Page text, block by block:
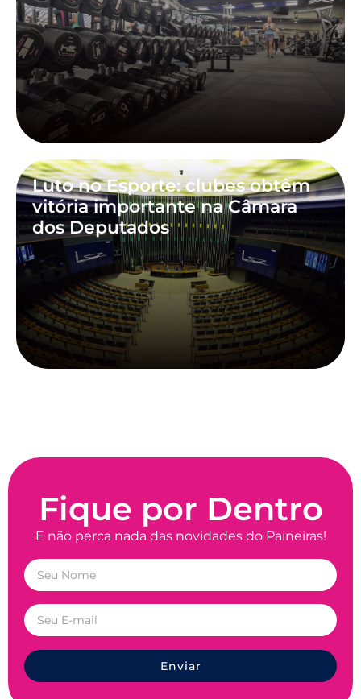
Luto no Esporte: clubes obtêm
vitória importante na Câmara
dos Deputados
Fique por Dentro
E não perca nada das novidades do Paineiras!
Enviar